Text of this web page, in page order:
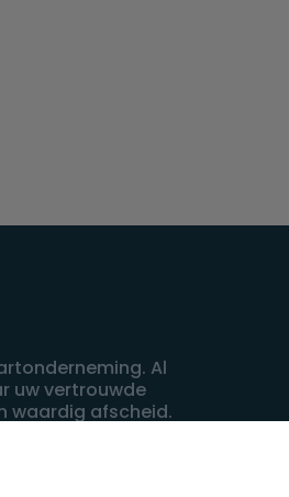
Al
uw vertrouwde
waardig afscheid.